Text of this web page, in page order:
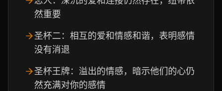
然重要
圣杯二：相互的爱和情感和谐，表明感情
没有消退
圣杯王牌：溢出的情感，暗示他们的心仍
然充满对你的感情